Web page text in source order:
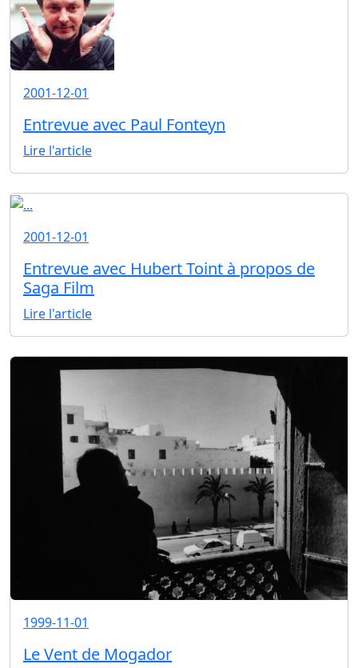
2001-12-01
Entrevue avec Paul Fonteyn
Lire l'article
2001-12-01
Entrevue avec Hubert Toint à propos de
Saga Film
Lire l'article
1999-11-01
Le Vent de Mogador